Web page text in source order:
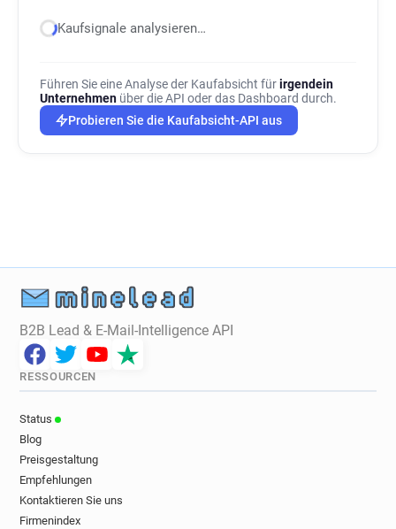
Kaufsignale analysieren…
Führen Sie eine Analyse der Kaufabsicht fürirgendein
Unternehmen über die API oder das Dashboard durch.
Probieren Sie die Kaufabsicht-API aus
B2B Lead & E-Mail-Intelligence API
RESSOURCEN
Status
Blog
Preisgestaltung
Empfehlungen
Kontaktieren Sie uns
Firmenindex